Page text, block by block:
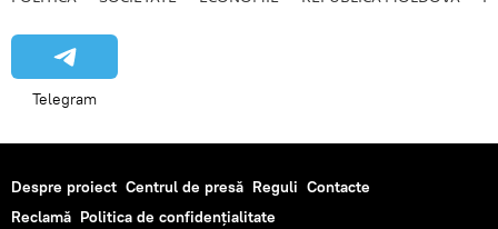
Telegram
Despre proiect Centrul de presă Reguli Contacte
Reclamă Politica de confidențialitate